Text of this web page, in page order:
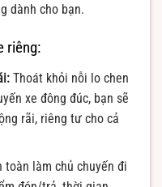
dành cho bạn.
riêng:
Thoát khỏi nỗi lo chen
xe đông đúc, bạn sẽ
rãi, riêng tư cho cả
toàn làm chủ chuyến đi